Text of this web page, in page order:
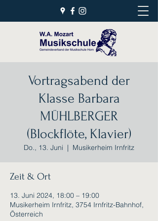
Vortragsabend der
Klasse Barbara
MÜHLBERGER
(Blockflöte, Klavier)
Do., 13. Juni
  |
Musikerheim Irnfritz
Zeit & Ort
13. Juni 2024, 18:00 – 19:00
Musikerheim Irnfritz, 3754 Irnfritz-Bahnhof,
Österreich